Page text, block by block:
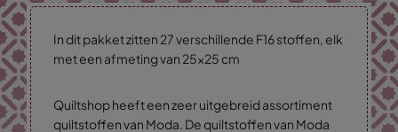
In dit pakket zitten 27 verschillende F16 stoffen, elk
met een afmeting van 25x25 cm
Quiltshop heeft een zeer uitgebreid assortiment
quiltstoffen van Moda. De quiltstoffen van Moda